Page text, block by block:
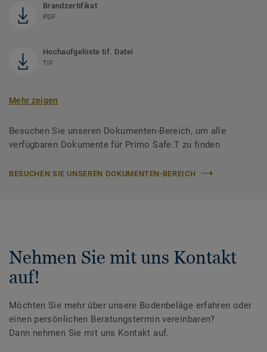
Brandzertifikat
PDF
Hochaufgelöste tif. Datei
TIF
Mehr zeigen
Besuchen Sie unseren Dokumenten-Bereich, um alle
verfügbaren Dokumente für Primo Safe.T zu finden
BESUCHEN SIE UNSEREN DOKUMENTEN-BEREICH
Nehmen Sie mit uns Kontakt
auf!
Möchten Sie mehr über unsere Bodenbeläge erfahren oder
einen persönlichen Beratungstermin vereinbaren?
Dann nehmen Sie mit uns Kontakt auf.